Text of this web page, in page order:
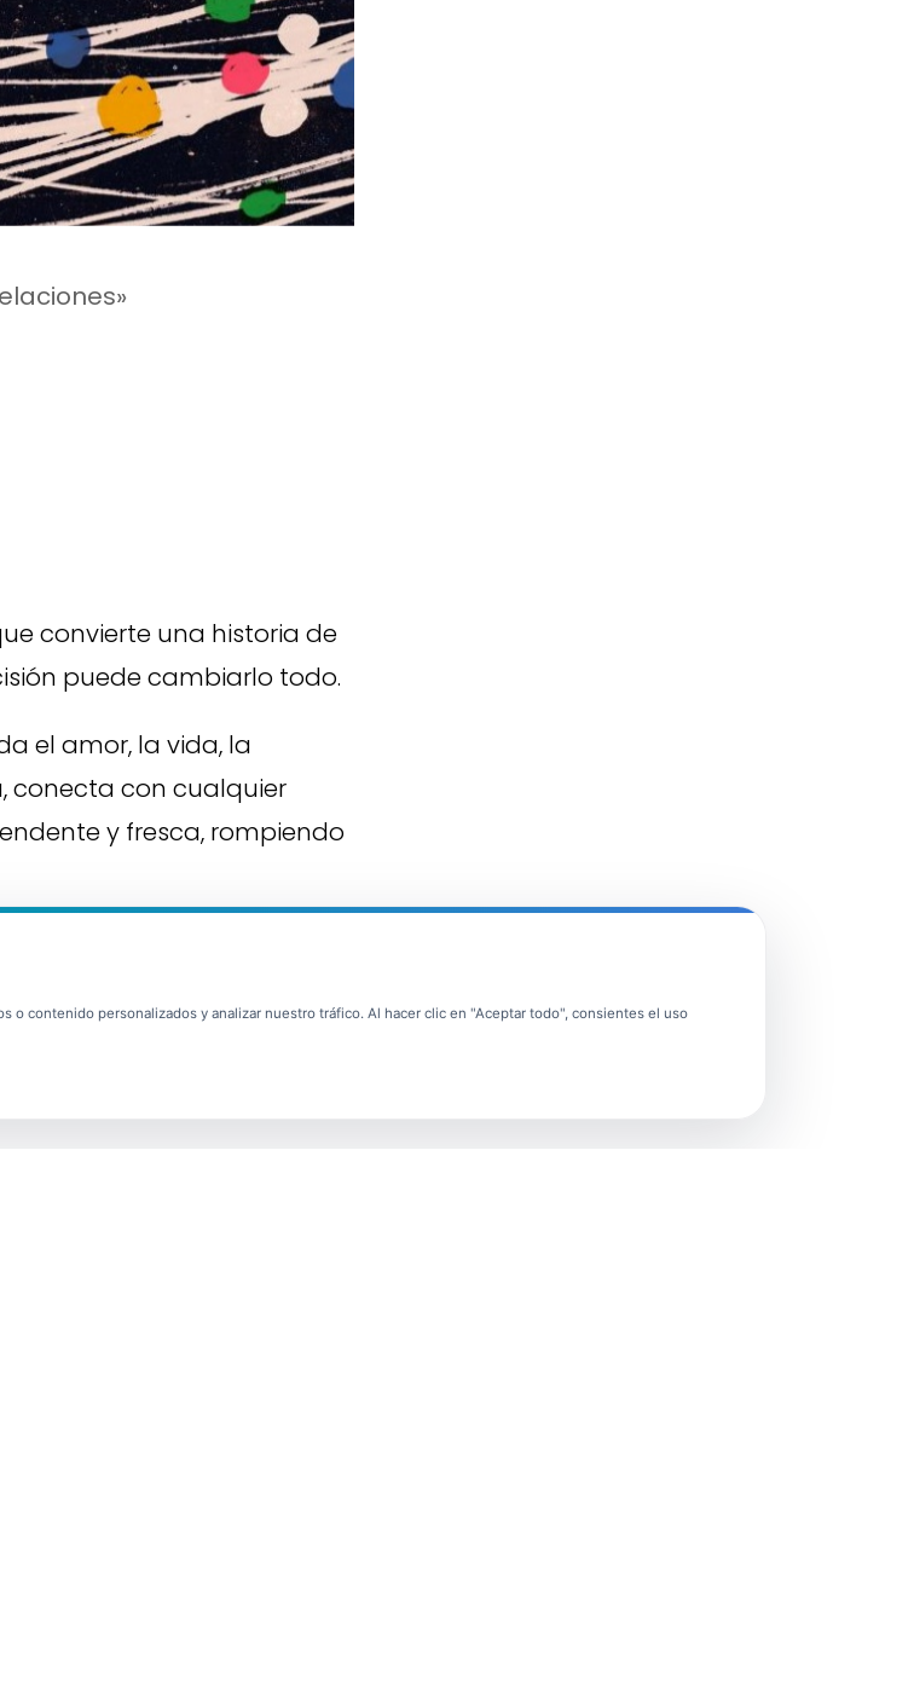
convierte una historia de
puede cambiarlo todo.
el amor, la vida, la
conecta con cualquier
y fresca, rompiendo
o contenido personalizados y analizar nuestro tráfico. Al hacer clic en "Aceptar todo", consientes el uso